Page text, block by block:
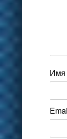
Имя